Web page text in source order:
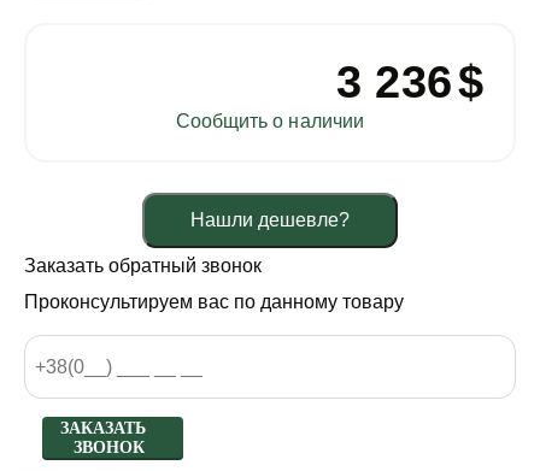
3 236$
Сообщить о наличии
Нашли дешевле?
Заказать обратный звонок
Проконсультируем вас по данному товару
ЗАКАЗАТЬ
ЗВОНОК